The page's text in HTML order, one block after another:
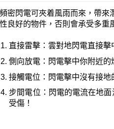
頻密閃電可夾着風雨而來，帶來
性良好的物件，否則會承受多重
直接雷擊：雲對地閃電直接
側向放電：閃電擊中你附近的
接觸電位：閃電擊中沒有接地
步間電位：閃電的電流在地
受傷！